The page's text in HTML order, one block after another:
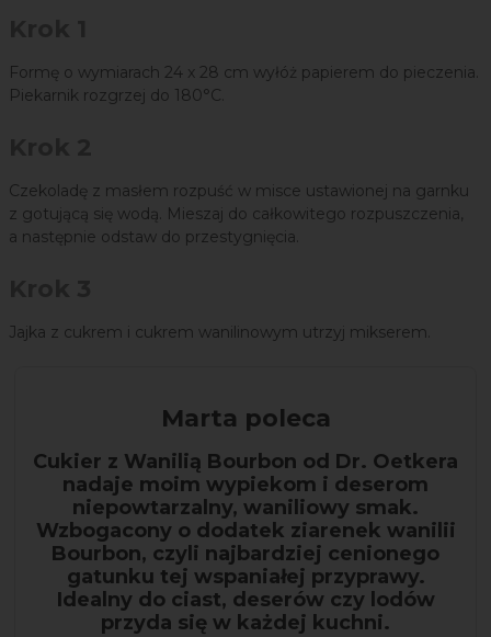
Formę o wymiarach 24 x 28 cm wyłóż papierem do pieczenia.
Piekarnik rozgrzej do 180°C.
Czekoladę z masłem rozpuść w misce ustawionej na garnku
z gotującą się wodą. Mieszaj do całkowitego rozpuszczenia,
a następnie odstaw do przestygnięcia.
Jajka z cukrem i cukrem wanilinowym utrzyj mikserem.
Marta poleca
Cukier z Wanilią Bourbon od Dr. Oetkera
nadaje moim wypiekom i deserom
niepowtarzalny, waniliowy smak.
Wzbogacony o dodatek ziarenek wanilii
Bourbon, czyli najbardziej cenionego
gatunku tej wspaniałej przyprawy.
Idealny do ciast, deserów czy lodów
przyda się w każdej kuchni.